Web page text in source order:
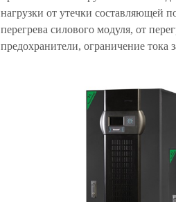
нагрузки от утечки составляющей
перегрева силового модуля, от
предохранители, ограничение тока